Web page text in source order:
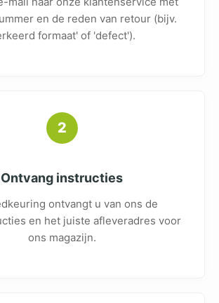
en de reden van retour (bijv.
formaat' of 'defect').
2
Ontvang instructies
ontvangt u van ons de
en het juiste afleveradres voor
ons magazijn.